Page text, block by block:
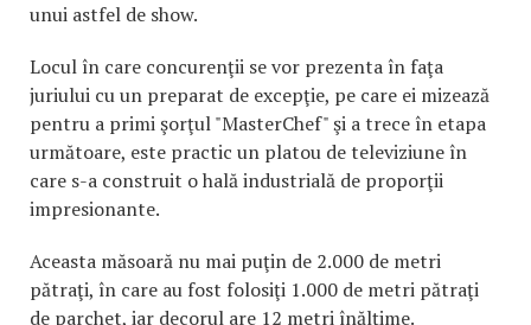
unui astfel de show.
Locul în care concurenţii se vor prezenta în faţa
juriului cu un preparat de excepţie, pe care ei mizează
pentru a primi şorţul "MasterChef" şi a trece în etapa
următoare, este practic un platou de televiziune în
care s-a construit o hală industrială de proporţii
impresionante.
Aceasta măsoară nu mai puţin de 2.000 de metri
pătraţi, în care au fost folosiţi 1.000 de metri pătraţi
de parchet, iar decorul are 12 metri înălţime.